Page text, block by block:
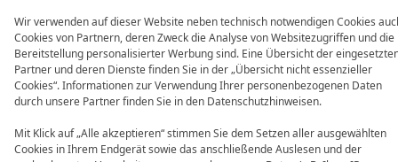
Wir verwenden auf dieser Website neben technisch notwendigen Cookies
Cookies von Partnern, deren Zweck die Analyse von Websitezugriffen und die
Bereitstellung personalisierter Werbung sind. Eine Übersicht der
Partner und deren Dienste finden Sie in der „Übersicht nicht essenzieller
Cookies“. Informationen zur Verwendung Ihrer personenbezogenen Daten
durch unsere Partner finden Sie in den Datenschutzhinweisen.
Mit Klick auf „Alle akzeptieren“ stimmen Sie dem Setzen aller ausgewählten
Cookies in Ihrem Endgerät sowie das anschließende Auslesen und der